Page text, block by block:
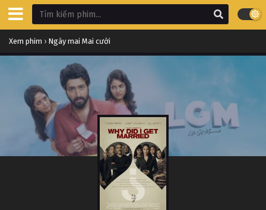
Xem phim › Ngày mai Mai cưới